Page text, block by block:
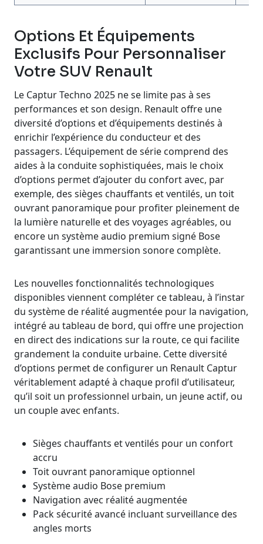
Options Et Équipements
Exclusifs Pour Personnaliser
Votre SUV Renault
Le Captur Techno 2025 ne se limite pas à ses
performances et son design. Renault offre une
diversité d’options et d’équipements destinés à
enrichir l’expérience du conducteur et des
passagers. L’équipement de série comprend des
aides à la conduite sophistiquées, mais le choix
d’options permet d’ajouter du confort avec, par
exemple, des sièges chauffants et ventilés, un toit
ouvrant panoramique pour profiter pleinement de
la lumière naturelle et des voyages agréables, ou
encore un système audio premium signé Bose
garantissant une immersion sonore complète.
Les nouvelles fonctionnalités technologiques
disponibles viennent compléter ce tableau, à l’instar
du système de réalité augmentée pour la navigation,
intégré au tableau de bord, qui offre une projection
en direct des indications sur la route, ce qui facilite
grandement la conduite urbaine. Cette diversité
d’options permet de configurer un Renault Captur
véritablement adapté à chaque profil d’utilisateur,
qu’il soit un professionnel urbain, un jeune actif, ou
un couple avec enfants.
Sièges chauffants et ventilés pour un confort
accru
Toit ouvrant panoramique optionnel
Système audio Bose premium
Navigation avec réalité augmentée
Pack sécurité avancé incluant surveillance des
angles morts